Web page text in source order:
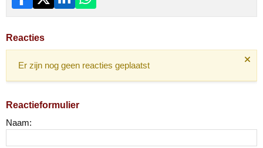
Reacties
Er zijn nog geen reacties geplaatst
Reactieformulier
Naam: